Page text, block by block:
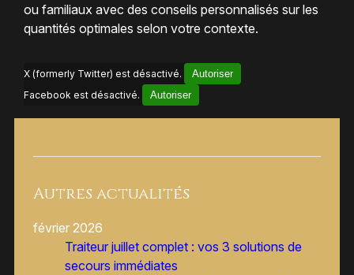
ou familiaux avec des conseils personnalisés sur les
quantités optimales selon votre contexte.
X (formerly Twitter) est désactivé.
Autoriser
Facebook est désactivé.
Autoriser
Autres actualités
février 2026
Traiteur juillet complet : vos 3 solutions de
secours immédiates